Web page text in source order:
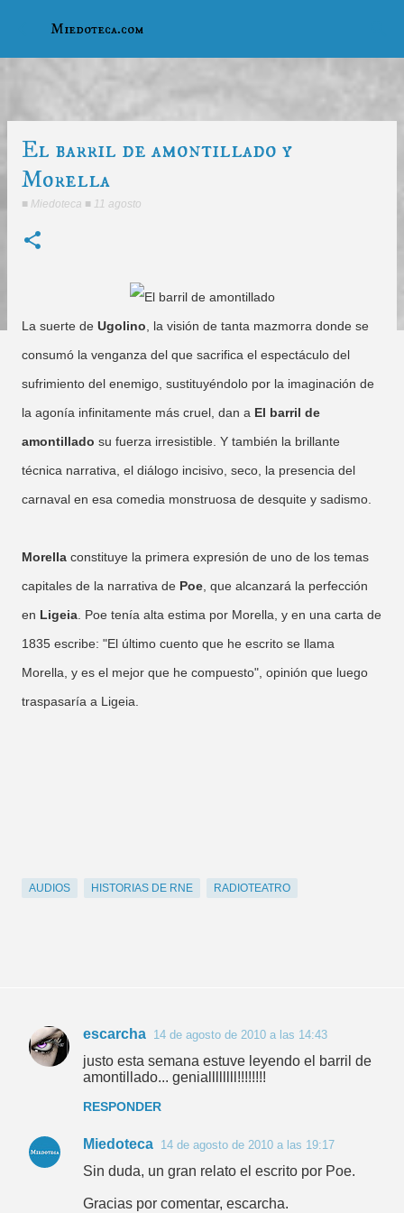
Miedoteca.com
El barril de amontillado y
Morella
■ Miedoteca ■ 11 agosto
La suerte de Ugolino , la visión de tanta mazmorra donde se
consumó la venganza del que sacrifica el espectáculo del
sufrimiento del enemigo, sustituyéndolo por la imaginación de
la agonía infinitamente más cruel, dan a El barril de
amontillado su fuerza irresistible. Y también la brillante
técnica narrativa, el diálogo incisivo, seco, la presencia del
carnaval en esa comedia monstruosa de desquite y sadismo.
Morella constituye la primera expresión de uno de los temas
capitales de la narrativa de Poe , que alcanzará la perfección
en Ligeia . Poe tenía alta estima por Morella, y en una carta de
1835 escribe: "El último cuento que he escrito se llama
Morella, y es el mejor que he compuesto", opinión que luego
traspasaría a Ligeia.
AUDIOS HISTORIAS DE RNE RADIOTEATRO
C
n
escarcha 14 de agosto de 2010 a las 14:43
justo esta semana estuve leyendo el barril de
amontillado... geniallllllll!!!!!!!!
RESPONDER
Miedoteca 14 de agosto de 2010 a las 19:17
Sin duda, un gran relato el escrito por Poe.
Gracias por comentar, escarcha.